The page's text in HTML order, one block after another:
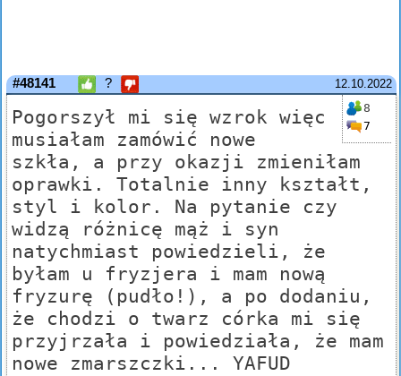
12.10.2022
#48141 ?
8
7
Pogorszył mi się wzrok więc
musiałam zamówić nowe
szkła, a przy okazji zmieniłam
oprawki. Totalnie inny kształt,
styl i kolor. Na pytanie czy
widzą różnicę mąż i syn
natychmiast powiedzieli, że
byłam u fryzjera i mam nową
fryzurę (pudło!), a po dodaniu,
że chodzi o twarz córka mi się
przyjrzała i powiedziała, że mam
nowe zmarszczki... YAFUD